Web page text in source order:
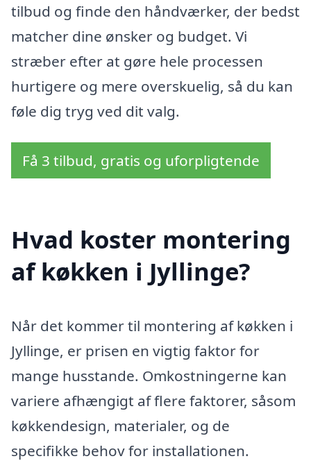
tilbud og finde den håndværker, der bedst
matcher dine ønsker og budget. Vi
stræber efter at gøre hele processen
hurtigere og mere overskuelig, så du kan
føle dig tryg ved dit valg.
Få 3 tilbud, gratis og uforpligtende
Hvad koster montering
af køkken i Jyllinge?
Når det kommer til montering af køkken i
Jyllinge, er prisen en vigtig faktor for
mange husstande. Omkostningerne kan
variere afhængigt af flere faktorer, såsom
køkkendesign, materialer, og de
specifikke behov for installationen.